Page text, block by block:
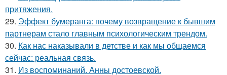
притяжения.
29. Эффект бумеранга: почему возвращение к бывшим
партнерам стало главным психологическим трендом.
30. Как нас наказывали в детстве и как мы общаемся
сейчас: реальная связь.
31. Из воспоминаний. Анны достоевской.